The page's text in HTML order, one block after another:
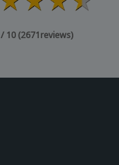
/ 10(2671reviews)